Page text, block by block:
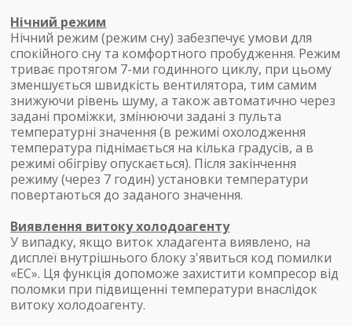
Нічний режим
Нічний режим (режим сну) забезпечує умови для
спокійного сну та комфортного пробудження. Режим
триває протягом 7-ми годинного циклу, при цьому
зменшується швидкість вентилятора, тим самим
знижуючи рівень шуму, а також автоматично через
задані проміжки, змінюючи задані з пульта
температурні значення (в режимі охолодження
температура піднімається на кілька градусів, а в
режимі обігріву опускається). Після закінчення
режиму (через 7 годин) установки температури
повертаються до заданого значення.
Виявлення витоку холодоагенту
У випадку, якщо виток хладагента виявлено, на
дисплеї внутрішнього блоку з'явиться код помилки
«ЕС». Ця функція допоможе захистити компресор від
поломки при підвищенні температури внаслідок
витоку холодоагенту.